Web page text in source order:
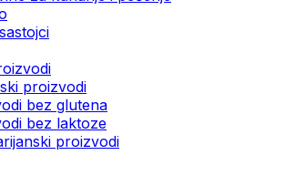
proizvodi
bez glutena
bez laktoze
proizvodi